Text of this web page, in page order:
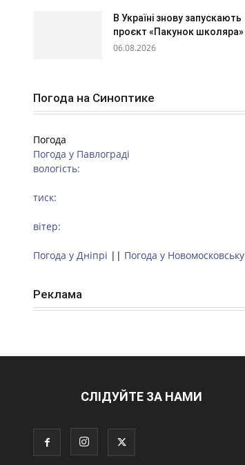
В Україні знову запускають
проєкт «Пакунок школяра»
06.08.2026
Погода на Синоптике
Погода
Погода у Павлограді
вологість:
тиск:
вітер:
Погода у Дніпрі || Погода у Новомосковську
Реклама
СЛІДУЙТЕ ЗА НАМИ